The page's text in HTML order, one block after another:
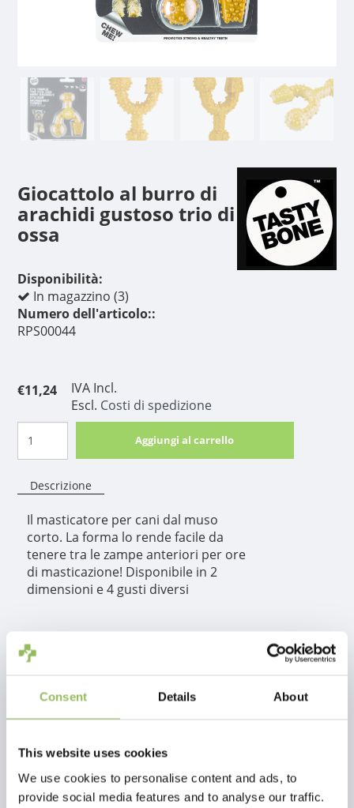
Consent Details About
This website uses cookies
We use cookies to personalise content and ads, to
provide social media features and to analyse our traffic.
Giocattolo al burro di
arachidi gustoso trio di
ossa
Disponibilità:
In magazzino (3)
Numero dell'articolo::
RPS00044
€11,24
IVA Incl.
Escl. Costi di spedizione
Aggiungi al carrello
Descrizione
Il masticatore per cani dal muso
corto. La forma lo rende facile da
tenere tra le zampe anteriori per ore
di masticazione! Disponibile in 2
dimensioni e 4 gusti diversi
Informazioni sul
prodotto
Il masticatore per cani dal muso corto. La forma lo rende facile da
tenere tra le zampe anteriori per ore di masticazione!